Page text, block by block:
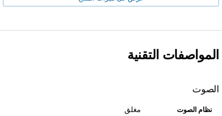
المواصفات التقنية
الصوت
نظام الصوت مغلق